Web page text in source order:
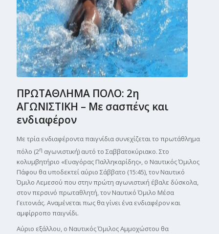
ΠΡΩΤΑΘΛΗΜΑ ΠΟΛΟ: 2η
ΑΓΩΝΙΣΤΙΚΗ – Με σασπένς και
ενδιαφέρον
Με τρία ενδιαφέροντα παιγνίδια συνεχίζεται το πρωτάθλημα
πόλο (2η αγωνιστική) αυτό το Σαββατοκύριακο. Στο
κολυμβητήριο «Ευαγόρας Παλληκαρίδης», ο Ναυτικός Όμιλος
Πάφου θα υποδεκτεί αύριο Σάββατο (15:45), τον Ναυτικό
Όμιλο Λεμεσού που στην πρώτη αγωνιστική έβαλε δύσκολα,
στον περσινό πρωταθλητή, τον Ναυτικό Όμιλο Μέσα
Γειτονιάς. Αναμένεται πως θα γίνει ένα ενδιαφέρον και
αμφίρροπο παιγνίδι.
Αύριο εξάλλου, ο Ναυτικός Όμιλος Αμμοχώστου θα